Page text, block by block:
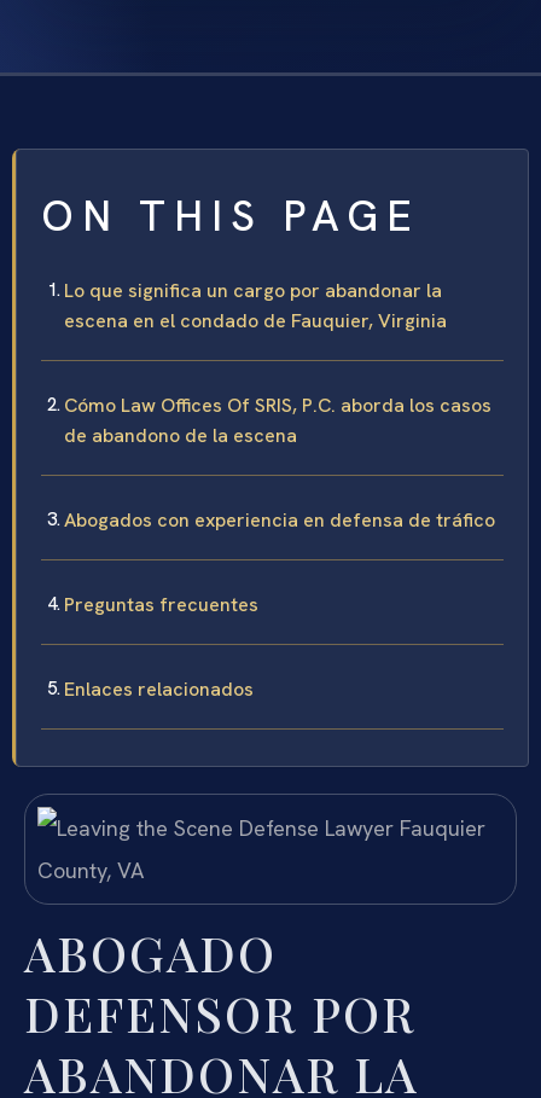
ON THIS PAGE
Lo que significa un cargo por abandonar la
escena en el condado de Fauquier, Virginia
Cómo Law Offices Of SRIS, P.C. aborda los casos
de abandono de la escena
Abogados con experiencia en defensa de tráfico
Preguntas frecuentes
Enlaces relacionados
ABOGADO
DEFENSOR POR
ABANDONAR LA